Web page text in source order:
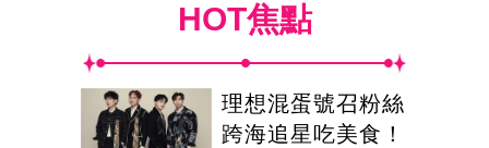
HOT焦點
理想混蛋號召粉絲
跨海追星吃美食！